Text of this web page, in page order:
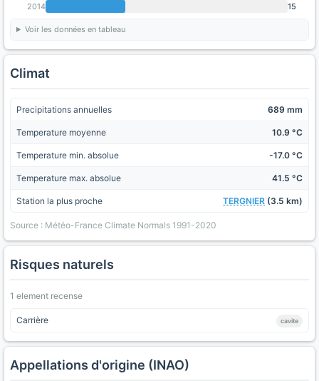
2014
15
Voir les données en tableau
Climat
Precipitations annuelles 689 mm
Temperature moyenne 10.9 °C
Temperature min. absolue -17.0 °C
Temperature max. absolue 41.5 °C
Station la plus proche TERGNIER (3.5 km)
Source : Météo-France Climate Normals 1991-2020
Risques naturels
1 element recense
Carrière cavite
Appellations d'origine (INAO)